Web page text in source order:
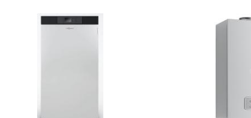
Колонны очистки
Фильтры грубой
Магистральные